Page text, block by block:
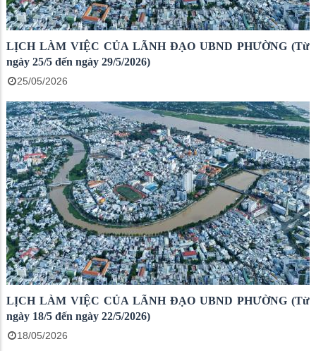
LỊCH LÀM VIỆC CỦA LÃNH ĐẠO UBND PHƯỜNG (Từ
ngày 25/5 đến ngày 29/5/2026)
25/05/2026
LỊCH LÀM VIỆC CỦA LÃNH ĐẠO UBND PHƯỜNG (Từ
ngày 18/5 đến ngày 22/5/2026)
18/05/2026